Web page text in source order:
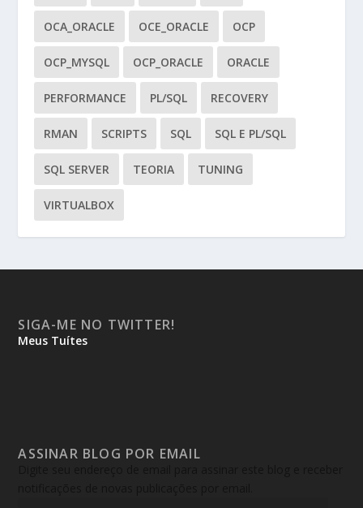
OCA_ORACLE OCE_ORACLE OCP
OCP_MYSQL OCP_ORACLE ORACLE
PERFORMANCE PL/SQL RECOVERY
RMAN SCRIPTS SQL SQL E PL/SQL
SQL SERVER TEORIA TUNING
VIRTUALBOX
SIGA-ME NO TWITTER!
Meus Tuítes
ASSINAR BLOG POR EMAIL